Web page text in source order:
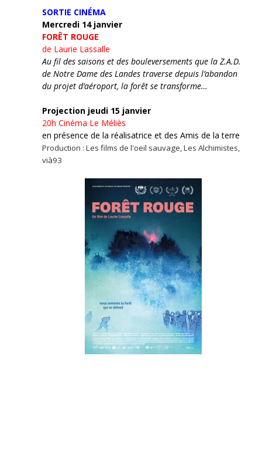
SORTIE CINÉMA
Mercredi 14 janvier
FORÊT ROUGE
de Laurie Lassalle
Au fil des saisons et des bouleversements que la Z.A.D.
de Notre Dame des Landes traverse depuis l’abandon
du projet d’aéroport, la forêt se transforme…
Projection jeudi 15 janvier
20h Cinéma Le Méliès
en présence de la réalisatrice et des Amis de la terre
Production : Les films de l'oeil sauvage, Les Alchimistes,
vià93